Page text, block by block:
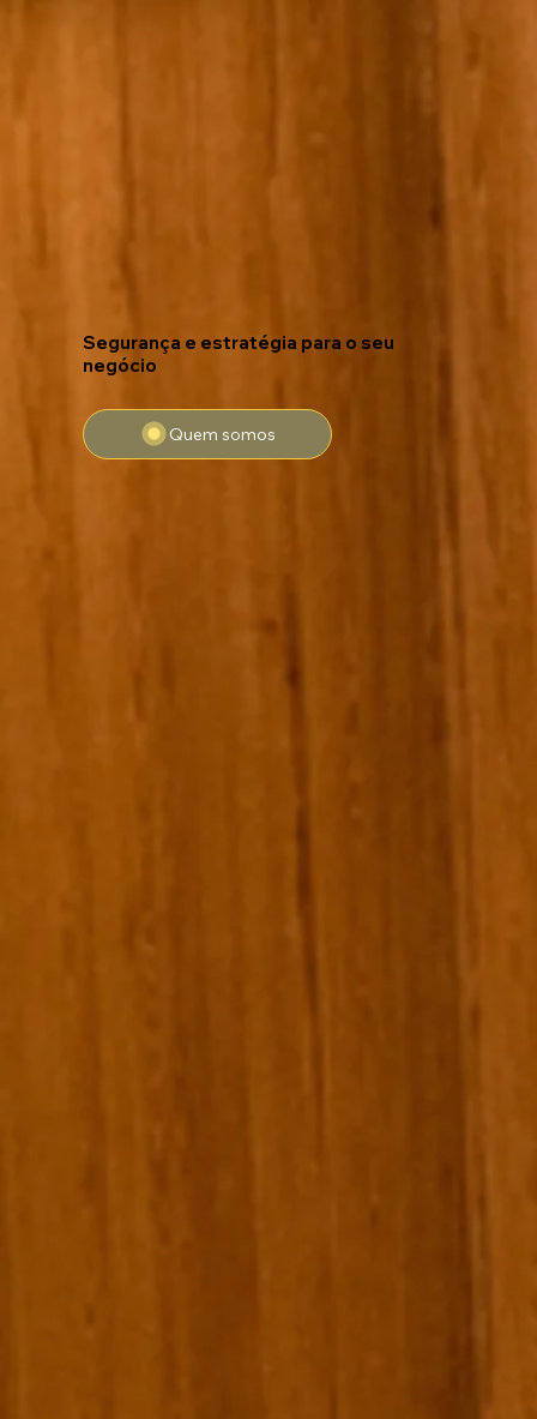
Segurança e estratégia para o seu
negócio
Quem somos